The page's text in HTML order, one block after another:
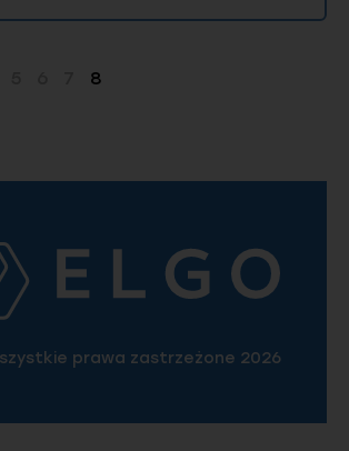
StronaStrona
Strona
8
prawa zastrzeżone 2026